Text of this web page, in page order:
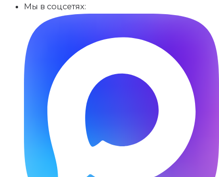
Мы в соцсетях: